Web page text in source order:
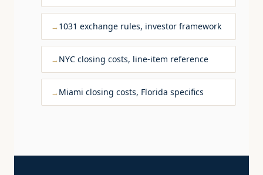
1031 exchange rules, investor framework
NYC closing costs, line-item reference
Miami closing costs, Florida specifics